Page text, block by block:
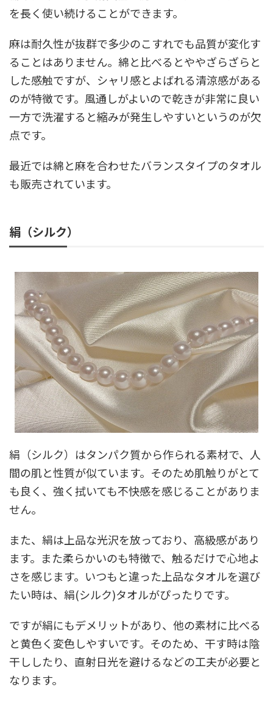
を長く使い続けることができます。
麻は耐久性が抜群で多少のこすれでも品質が変化す
ることはありません。綿と比べるとややざらざらと
した感触ですが、シャリ感とよばれる清涼感がある
のが特徴です。風通しがよいので乾きが非常に良い
一方で洗濯すると縮みが発生しやすいというのが欠
点です。
最近では綿と麻を合わせたバランスタイプのタオル
も販売されています。
絹（シルク）
絹（シルク）はタンパク質から作られる素材で、人
間の肌と性質が似ています。そのため肌触りがとて
も良く、強く拭いても不快感を感じることがありま
せん。
また、絹は上品な光沢を放っており、高級感があり
ます。また柔らかいのも特徴で、触るだけで心地よ
さを感じます。いつもと違った上品なタオルを選び
たい時は、絹(シルク)タオルがぴったりです。
ですが絹にもデメリットがあり、他の素材に比べる
と黄色く変色しやすいです。そのため、干す時は陰
干ししたり、直射日光を避けるなどの工夫が必要と
なります。